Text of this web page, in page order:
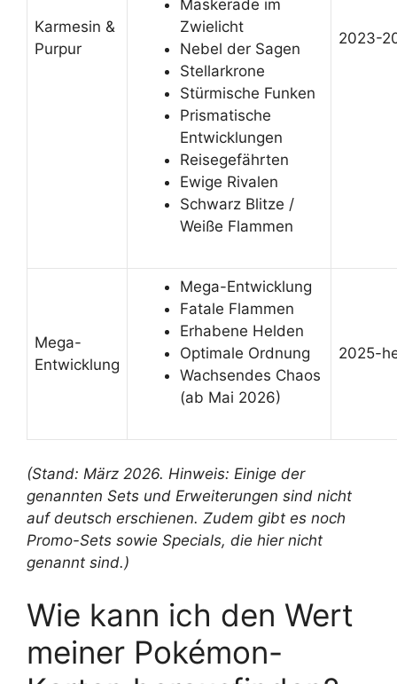
Karmesin &
Purpur
Maskerade im
Zwielicht
Nebel der Sagen
Stellarkrone
Stürmische Funken
Prismatische
Entwicklungen
Reisegefährten
Ewige Rivalen
Schwarz Blitze /
Weiße Flammen
2023-
Mega-
Entwicklung
Mega-Entwicklung
Fatale Flammen
Erhabene Helden
Optimale Ordnung
Wachsendes Chaos
(ab Mai 2026)
2025-
(Stand: März 2026. Hinweis: Einige der
genannten Sets und Erweiterungen sind nicht
auf deutsch erschienen. Zudem gibt es noch
Promo-Sets sowie Specials, die hier nicht
genannt sind.)
Wie kann ich den Wert
meiner Pokémon-